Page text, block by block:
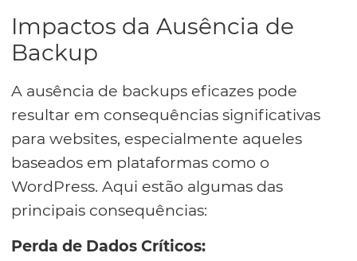
Impactos da Ausência de
Backup
A ausência de backups eficazes pode
resultar em consequências significativas
para websites, especialmente aqueles
baseados em plataformas como o
WordPress. Aqui estão algumas das
principais consequências:
Perda de Dados Críticos: